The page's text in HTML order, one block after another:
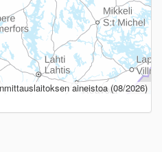
aineistoa (08/2026)